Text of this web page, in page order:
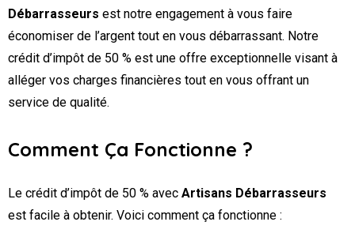
Débarrasseurs est notre engagement à vous faire
économiser de l’argent tout en vous débarrassant. Notre
crédit d’impôt de 50 % est une offre exceptionnelle visant à
alléger vos charges financières tout en vous offrant un
service de qualité.
Comment Ça Fonctionne ?
Le crédit d’impôt de 50 % avec Artisans Débarrasseurs
est facile à obtenir. Voici comment ça fonctionne :